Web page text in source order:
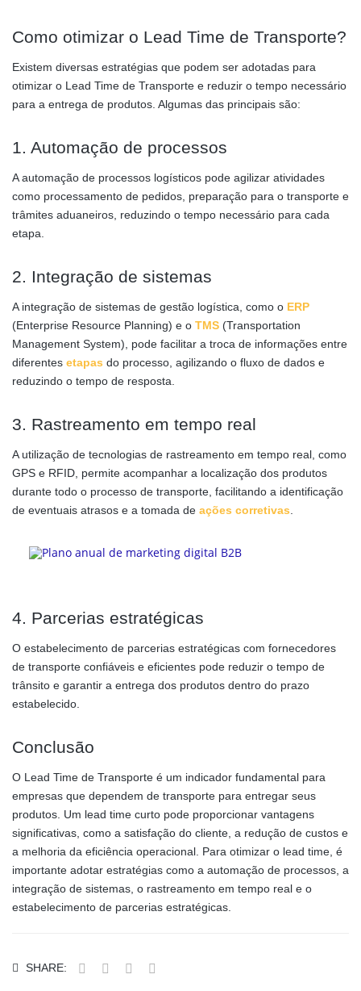
Como otimizar o Lead Time de Transporte?
Existem diversas estratégias que podem ser adotadas para
otimizar o Lead Time de Transporte e reduzir o tempo necessário
para a entrega de produtos. Algumas das principais são:
1. Automação de processos
A automação de processos logísticos pode agilizar atividades
como processamento de pedidos, preparação para o transporte e
trâmites aduaneiros, reduzindo o tempo necessário para cada
etapa.
2. Integração de sistemas
A integração de sistemas de gestão logística, como o ERP
(Enterprise Resource Planning) e o TMS (Transportation
Management System), pode facilitar a troca de informações entre
diferentes etapas do processo, agilizando o fluxo de dados e
reduzindo o tempo de resposta.
3. Rastreamento em tempo real
A utilização de tecnologias de rastreamento em tempo real, como
GPS e RFID, permite acompanhar a localização dos produtos
durante todo o processo de transporte, facilitando a identificação
de eventuais atrasos e a tomada de ações corretivas
4. Parcerias estratégicas
O estabelecimento de parcerias estratégicas com fornecedores
de transporte confiáveis e eficientes pode reduzir o tempo de
trânsito e garantir a entrega dos produtos dentro do prazo
estabelecido.
Conclusão
O Lead Time de Transporte é um indicador fundamental para
empresas que dependem de transporte para entregar seus
produtos. Um lead time curto pode proporcionar vantagens
significativas, como a satisfação do cliente, a redução de custos e
a melhoria da eficiência operacional. Para otimizar o lead time, é
importante adotar estratégias como a automação de processos, a
integração de sistemas, o rastreamento em tempo real e o
estabelecimento de parcerias estratégicas.
SHARE: